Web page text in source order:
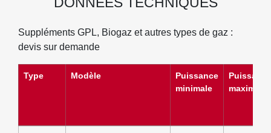
Suppléments GPL, Biogaz et autres types de gaz :
devis sur demande
Type Modèle
Puissance
minimale
Puissance
maximale